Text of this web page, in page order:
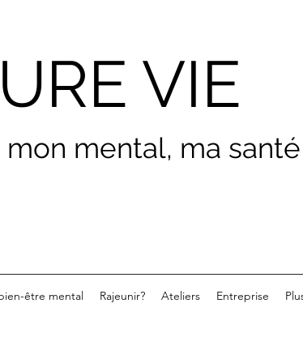
VIE
mon mental, ma santé
être mental Rajeunir? Ateliers Entreprise